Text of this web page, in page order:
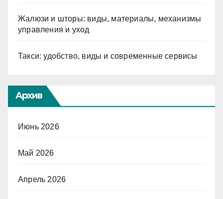
Жалюзи и шторы: виды, материалы, механизмы
управления и уход
Такси: удобство, виды и современные сервисы
Архив
Июнь 2026
Май 2026
Апрель 2026